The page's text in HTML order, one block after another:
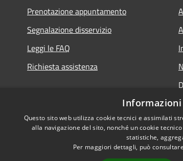
Prenotazione appuntamento
Segnalazione disservizio
Leggi le FAQ
Richiesta assistenza
Questo sito web utilizza cookie tecnici e assimilati
alla navigazione del sito, nonché un cookie
statistiche,
Per maggiori dettagli, può